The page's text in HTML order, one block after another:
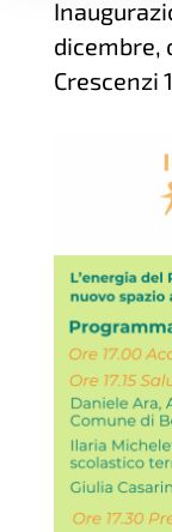
dicembre,
Crescenzi